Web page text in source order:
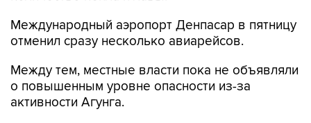
Международный аэропорт Денпасар в пятницу
отменил сразу несколько авиарейсов.
Между тем, местные власти пока не объявляли
о повышенным уровне опасности из-за
активности Агунга.